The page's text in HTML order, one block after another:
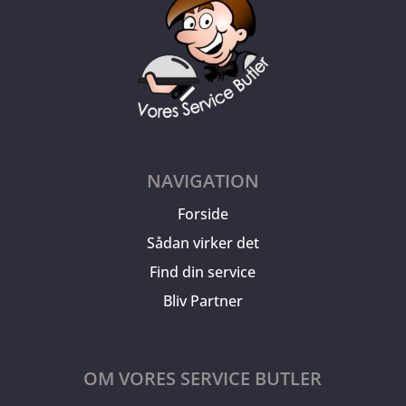
NAVIGATION
Forside
Sådan virker det
Find din service
Bliv Partner
OM VORES SERVICE BUTLER